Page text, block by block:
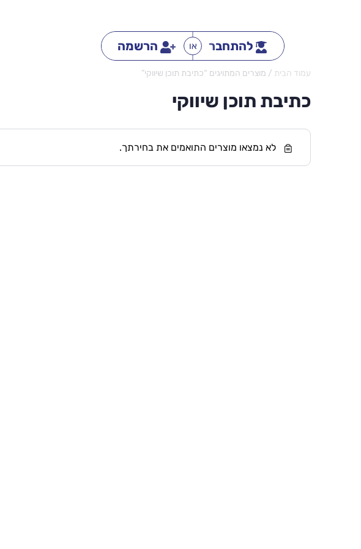
להתחבר או הרשמה
עמוד הבית / מוצרים המתויגים “כתיבת תוכן שיווקי”
כתיבת תוכן שיווקי
לא נמצאו מוצרים התואמים את בחירתך.